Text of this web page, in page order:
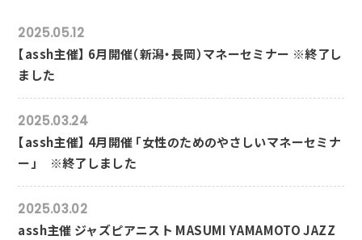
2025.05.12
【assh主催】 6月開催（新潟・長岡）マネーセミナー ※終了し
ました
2025.03.24
【assh主催】 4月開催 「女性のためのやさしいマネーセミナ
ー」 ※終了しました
2025.03.02
assh主催 ジャズピアニスト MASUMI YAMAMOTO JAZZ